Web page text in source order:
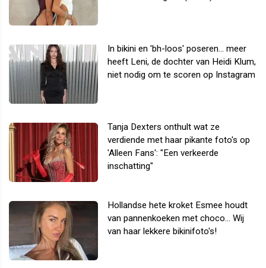
In bikini en 'bh-loos' poseren... meer
heeft Leni, de dochter van Heidi Klum,
niet nodig om te scoren op Instagram
Tanja Dexters onthult wat ze
verdiende met haar pikante foto's op
'Alleen Fans': "Een verkeerde
inschatting"
Hollandse hete kroket Esmee houdt
van pannenkoeken met choco... Wij
van haar lekkere bikinifoto's!